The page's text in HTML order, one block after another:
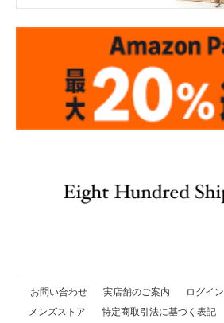
お問い合わせ 実店舗のご案内 ログイン
メンズストア
特定商取引法に基づく表記